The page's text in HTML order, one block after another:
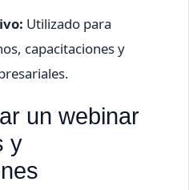
Utilizado para
capacitaciones y
un webinar
y